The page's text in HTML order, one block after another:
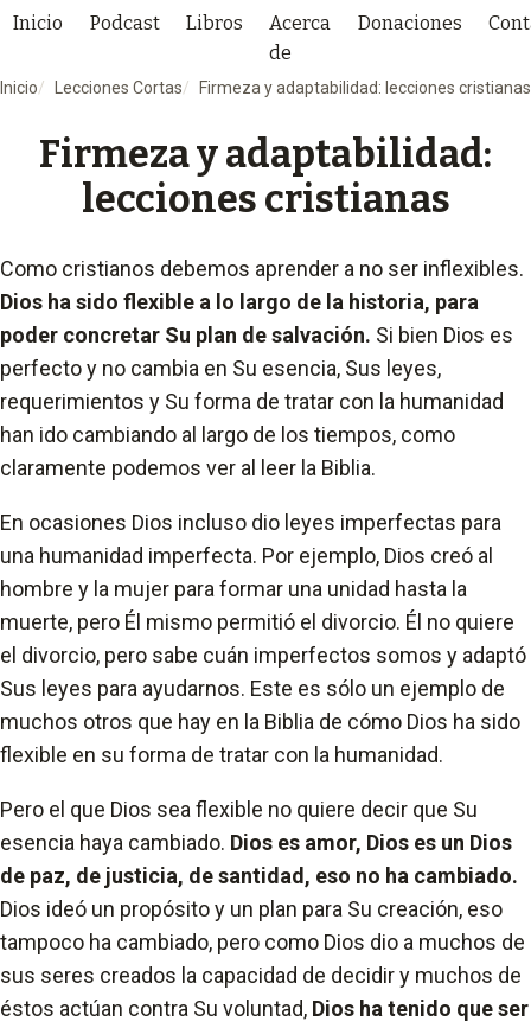
Inicio Podcast Libros
Acerca
de
Donaciones
Inicio Lecciones Cortas Firmeza y adaptabilidad: lecciones cristianas
Firmeza y adaptabilidad:
lecciones cristianas
Como cristianos debemos aprender a no ser inflexibles.
Dios ha sido flexible a lo largo de la historia, para
poder concretar Su plan de salvación. Si bien Dios es
perfecto y no cambia en Su esencia, Sus leyes,
requerimientos y Su forma de tratar con la humanidad
han ido cambiando al largo de los tiempos, como
claramente podemos ver al leer la Biblia.
En ocasiones Dios incluso dio leyes imperfectas para
una humanidad imperfecta. Por ejemplo, Dios creó al
hombre y la mujer para formar una unidad hasta la
muerte, pero Él mismo permitió el divorcio. Él no quiere
el divorcio, pero sabe cuán imperfectos somos y adaptó
Sus leyes para ayudarnos. Este es sólo un ejemplo de
muchos otros que hay en la Biblia de cómo Dios ha sido
flexible en su forma de tratar con la humanidad.
Pero el que Dios sea flexible no quiere decir que Su
esencia haya cambiado. Dios es amor, Dios es un Dios
de paz, de justicia, de santidad, eso no ha cambiado.
Dios ideó un propósito y un plan para Su creación, eso
tampoco ha cambiado, pero como Dios dio a muchos de
sus seres creados la capacidad de decidir y muchos de
éstos actúan contra Su voluntad, Dios ha tenido que ser